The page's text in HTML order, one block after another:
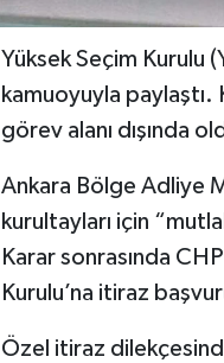
Yüksek Seçim Kurulu
kamuoyuyla paylaştı.
görev alanı dışında
Ankara Bölge Adliye
kurultayları için
Karar sonrasında
Kurulu’na itiraz
Özel itiraz